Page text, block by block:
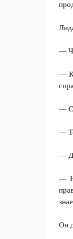
—
—
—
—
—
—
Он